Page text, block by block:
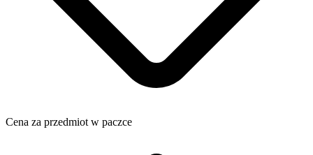
Cena za przedmiot w paczce